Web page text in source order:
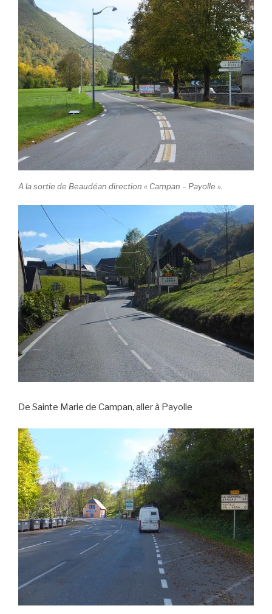
A la sortie de Beaudéan direction « Campan – Payolle ».
De Sainte Marie de Campan, aller à Payolle